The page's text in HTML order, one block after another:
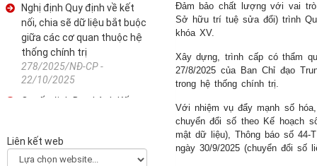
Nghị định Quy định về kết
nối, chia sẽ dữ liệu bắt buộc
giữa các cơ quan thuộc hệ
thống chính trị
278/2025/NĐ-CP -
22/10/2025
Quyết định Ban hành Kế
và đổi mới sáng tạo
2330/QĐ-TTg - 21/10/2025
Liên kết web
Đảm bảo chất lượng với vai
Sở hữu trí tuệ sửa đổi) trình
khóa XV.
Xây dựng, trình cấp có thẩm
27/8/2025 của Ban Chỉ đạo
trong hệ thống chính trị.
Với nhiệm vụ đẩy mạnh số
chuyển đổi số theo Kế hoạch
mật dữ liệu), Thông báo số 44-
ngày 30/9/2025 (chuyển đổi số